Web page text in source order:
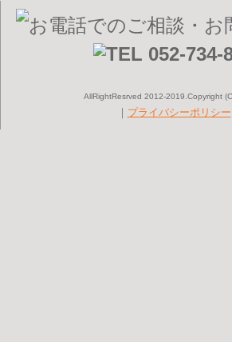
AllRightResrved 2012-2019.Copyright
｜ プライバシーポリシー